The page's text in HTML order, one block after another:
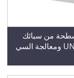
سكة تزلج مسطحة من سبائك
الألومنيوم بأكسيد خدمة قص البUNCHING ومعالجة السي